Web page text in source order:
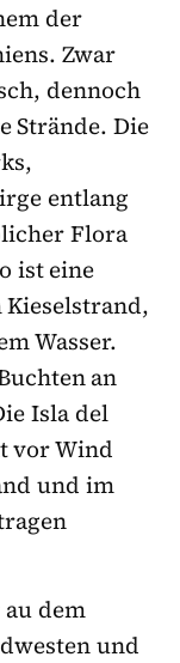
der
Zwar
dennoch
Strände. Die
entlang
Flora
ist eine
Wasser.
an
Isla del
vor Wind
und im
dem
und